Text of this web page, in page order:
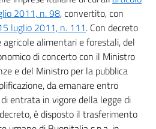
2011, n. 98, convertito, con
luglio 2011, n. 111. Con decreto
alimentari e forestali, del
di concerto con il Ministro
e del Ministro per la pubblica
da emanare entro
entrata in vigore della legge di
è disposto il trasferimento